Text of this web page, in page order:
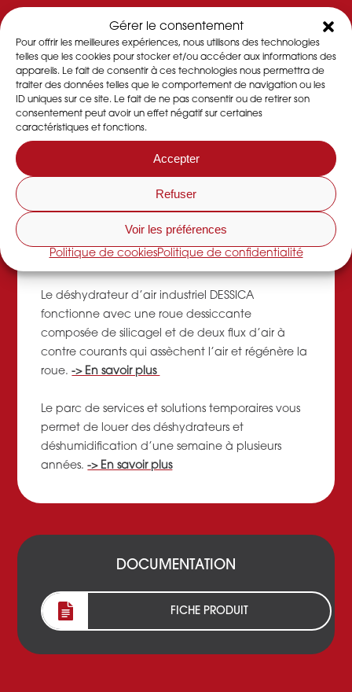
Gérer le consentement
Pour offrir les meilleures expériences, nous utilisons des technologies
telles que les cookies pour stocker et/ou accéder aux informations des
appareils. Le fait de consentir à ces technologies nous permettra de
traiter des données telles que le comportement de navigation ou les
ID uniques sur ce site. Le fait de ne pas consentir ou de retirer son
consentement peut avoir un effet négatif sur certaines
caractéristiques et fonctions.
Accepter
Refuser
Voir les préférences
Politique de cookiesPolitique de confidentialité
Caractéristiques
Dans chacun de nosdéshydrateurs se trouve une
roue déshydratante qui permet d’abaisser le
taux d’humidité d’un local ou d’un atelier de
SCOP proposant la vente, location et
déshumidificateurs d’air et roues dessicantes.
En savoir plus
Le déshydrateur d’air industriel DESSICA
fonctionne avec une roue dessiccante
composée de silicagel et de deux flux d’air à
contre courants qui assèchent l’air et régénère la
roue.-> En savoir plus
Le parc de services et solutions temporaires vous
permet de louer des déshydrateurs et
déshumidification d’une semaine à plusieurs
années.-> En savoir plus
DOCUMENTATION
FICHE PRODUIT